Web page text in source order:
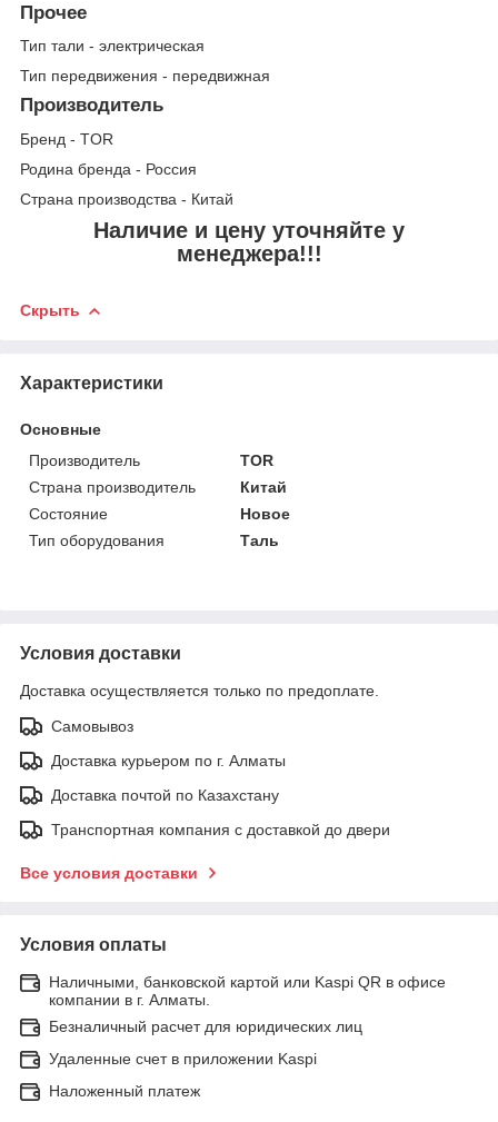
Прочее
Тип тали - электрическая
Тип передвижения - передвижная
Производитель
Бренд - TOR
Родина бренда - Россия
Страна производства - Китай
Наличие и цену уточняйте у
менеджера!!!
Скрыть
Характеристики
Основные
Производитель
TOR
Страна производитель
Китай
Состояние
Новое
Тип оборудования
Таль
Условия доставки
Доставка осуществляется только по предоплате.
Самовывоз
Доставка курьером по г. Алматы
Доставка почтой по Казахстану
Транспортная компания с доставкой до двери
Все условия доставки
Условия оплаты
Наличными, банковской картой или Kaspi QR в офисе
компании в г. Алматы.
Безналичный расчет для юридических лиц
Удаленные счет в приложении Kaspi
Наложенный платеж